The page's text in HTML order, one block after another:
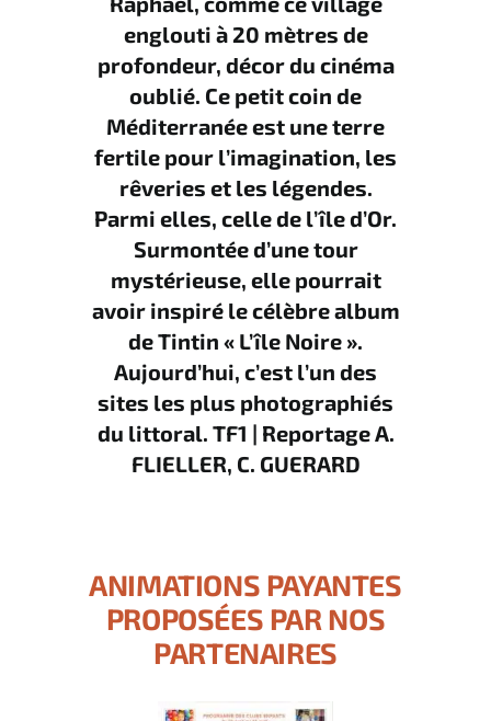
englouti à 20 mètres de
profondeur, décor du cinéma
oublié. Ce petit coin de
Méditerranée est une terre
fertile pour l’imagination, les
rêveries et les légendes.
Parmi elles, celle de l’île d’Or.
Surmontée d’une tour
mystérieuse, elle pourrait
avoir inspiré le célèbre album
de Tintin « L’île Noire ».
Aujourd’hui, c’est l’un des
sites les plus photographiés
du littoral. TF1 | Reportage A.
FLIELLER, C. GUERARD
ANIMATIONS PAYANTES
PROPOSÉES PAR NOS
PARTENAIRES